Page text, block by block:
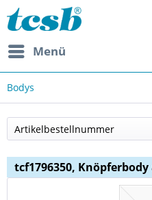
Menü
Bodys
tcf1796350, Knöpferbody